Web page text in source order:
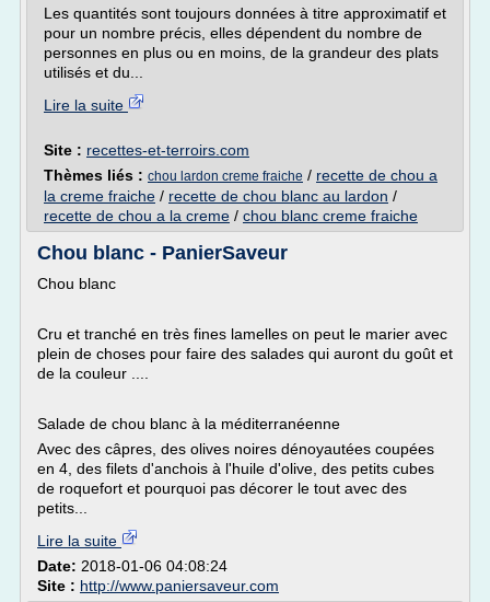
Les quantités sont toujours données à titre approximatif et
pour un nombre précis, elles dépendent du nombre de
personnes en plus ou en moins, de la grandeur des plats
utilisés et du...
Lire la suite
Site : recettes-et-terroirs.com
Thèmes liés : chou lardon creme fraiche / recette de chou a
la creme fraiche / recette de chou blanc au lardon /
recette de chou a la creme / chou blanc creme fraiche
Chou blanc - PanierSaveur
Chou blanc
Cru et tranché en très fines lamelles on peut le marier avec
plein de choses pour faire des salades qui auront du goût et
de la couleur ....
Salade de chou blanc à la méditerranéenne
Avec des câpres, des olives noires dénoyautées coupées
en 4, des filets d'anchois à l'huile d'olive, des petits cubes
de roquefort et pourquoi pas décorer le tout avec des
petits...
Lire la suite
Date: 2018-01-06 04:08:24
Site : http://www.paniersaveur.com